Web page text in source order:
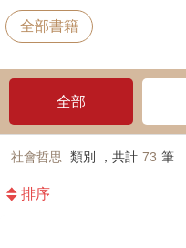
全部書籍
全部
社會哲思 類別 ，共計 73 筆
排序